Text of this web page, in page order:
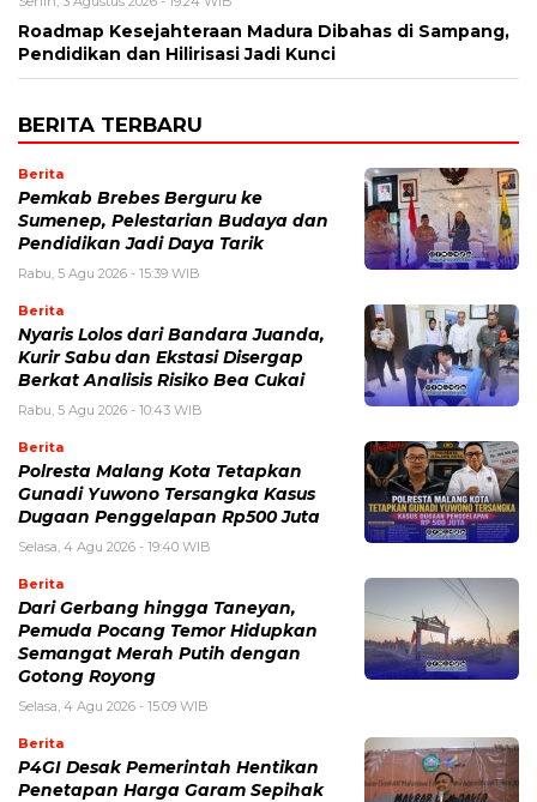
Roadmap Kesejahteraan Madura Dibahas di Sampang,
Pendidikan dan Hilirisasi Jadi Kunci
BERITA TERBARU
Berita
Pemkab Brebes Berguru ke
Sumenep, Pelestarian Budaya dan
Pendidikan Jadi Daya Tarik
Rabu, 5 Agu 2026 - 15:39 WIB
Berita
Nyaris Lolos dari Bandara Juanda,
Kurir Sabu dan Ekstasi Disergap
Berkat Analisis Risiko Bea Cukai
Rabu, 5 Agu 2026 - 10:43 WIB
Berita
Polresta Malang Kota Tetapkan
Gunadi Yuwono Tersangka Kasus
Dugaan Penggelapan Rp500 Juta
Selasa, 4 Agu 2026 - 19:40 WIB
Berita
Dari Gerbang hingga Taneyan,
Pemuda Pocang Temor Hidupkan
Semangat Merah Putih dengan
Gotong Royong
Selasa, 4 Agu 2026 - 15:09 WIB
Berita
P4GI Desak Pemerintah Hentikan
Penetapan Harga Garam Sepihak